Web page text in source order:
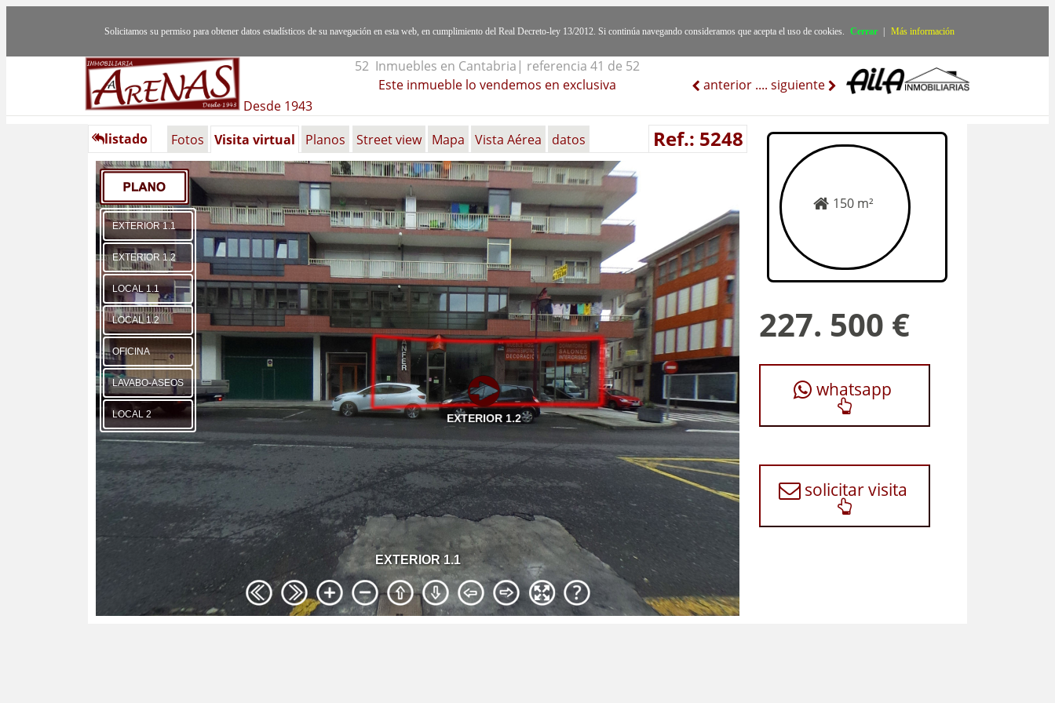
Solicitamos su permiso para obtener datos estadísticos de su navegación en esta web, en cumplimiento del Real Decreto-ley 13/2012. Si continúa navegando consideramos que acepta el uso de cookies. Cerrar Más información
Desde 1943
52 Inmuebles en Cantabria| referencia 41 de 52
Este inmueble lo vendemos en exclusiva
anterior .... siguiente
listado Fotos Visita virtual Planos Street view Mapa Vista Aérea datos Ref.: 5248
150 m²
227. 500 €
whatsapp
solicitar visita